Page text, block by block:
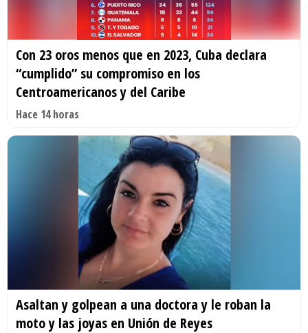
Con 23 oros menos que en 2023, Cuba declara
“cumplido” su compromiso en los
Centroamericanos y del Caribe
Hace 14 horas
Asaltan y golpean a una doctora y le roban la
moto y las joyas en Unión de Reyes